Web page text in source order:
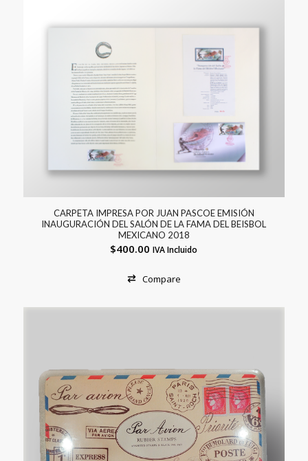
CARPETA IMPRESA POR JUAN PASCOE EMISIÓN
INAUGURACIÓN DEL SALÓN DE LA FAMA DEL BEISBOL
MEXICANO 2018
$400.00 IVA Incluido
Compare